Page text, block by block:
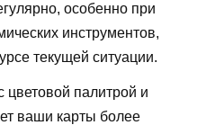
особенно при
инструментов,
текущей ситуации.
цветовой палитрой и
ваши карты более